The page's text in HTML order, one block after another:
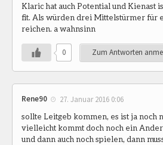
Klaric hat auch Potential und Kienast
fit. Als würden drei Mittelstürmer für
reichen. a wahnsinn
0 Zum Antworten
Rene90 27. Januar 2016 0:06
sollte Leitgeb kommen, es ist ja noch
vielleicht kommt doch noch ein
und dann auch noch spielen, dann